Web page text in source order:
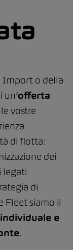
Import o della
un’offerta
vostre
di flotta:
dei
legati
di
Fleet siamo il
e
.